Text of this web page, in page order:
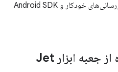
IDE و Android SDK را با به‌روزرسانی‌های خودکار و Android SDK